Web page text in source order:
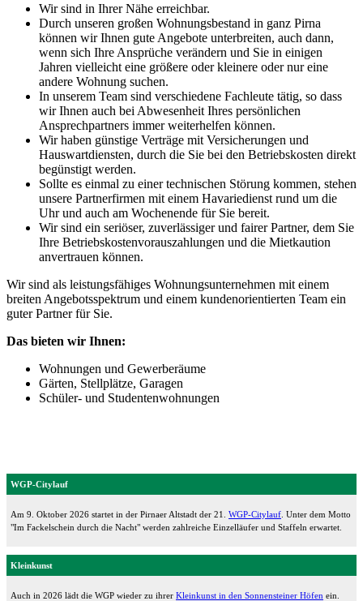
Wir sind in Ihrer Nähe erreichbar.
Durch unseren großen Wohnungsbestand in ganz Pirna
können wir Ihnen gute Angebote unterbreiten, auch dann,
wenn sich Ihre Ansprüche verändern und Sie in einigen
Jahren vielleicht eine größere oder kleinere oder nur eine
andere Wohnung suchen.
In unserem Team sind verschiedene Fachleute tätig, so dass
wir Ihnen auch bei Abwesenheit Ihres persönlichen
Ansprechpartners immer weiterhelfen können.
Wir haben günstige Verträge mit Versicherungen und
Hauswartdiensten, durch die Sie bei den Betriebskosten direkt
begünstigt werden.
Sollte es einmal zu einer technischen Störung kommen, stehen
unsere Partnerfirmen mit einem Havariedienst rund um die
Uhr und auch am Wochenende für Sie bereit.
Wir sind ein seriöser, zuverlässiger und fairer Partner, dem Sie
Ihre Betriebskostenvorauszahlungen und die Mietkaution
anvertrauen können.
Wir sind als leistungsfähiges Wohnungsunternehmen mit einem
breiten Angebotsspektrum und einem kundenorientierten Team ein
guter Partner für Sie.
Das bieten wir Ihnen:
Wohnungen und Gewerberäume
Gärten, Stellplätze, Garagen
Schüler- und Studentenwohnungen
WGP-Citylauf
Am 9. Oktober 2026 startet in der Pirnaer Altstadt der 21. WGP-Citylauf . Unter dem Motto
"Im Fackelschein durch die Nacht" werden zahlreiche Einzelläufer und Staffeln erwartet.
Kleinkunst
Auch in 2026 lädt die WGP wieder zu ihrer Kleinkunst in den Sonnensteiner Höfen ein.